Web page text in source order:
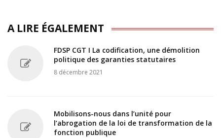
A LIRE ÉGALEMENT
FDSP CGT I La codification, une démolition
politique des garanties statutaires
8 décembre 2021
Mobilisons-nous dans l’unité pour
l’abrogation de la loi de transformation de la
fonction publique